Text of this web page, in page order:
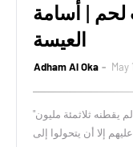
لحم | أسامة
العيسة
Adham Al Oka May
"هؤلاء النصارى يعيشون في جزء من العالم يقطنه ثلاثمئة مليون
إلا أن يتحولوا إلى